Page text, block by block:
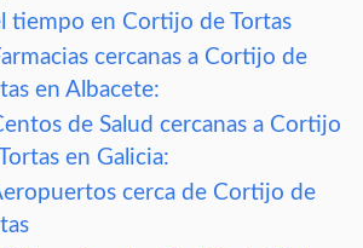
tiempo en Cortijo de Tortas
cercanas a Cortijo de
en Albacete:
de Salud cercanas a Cortijo
en Galicia:
cerca de Cortijo de